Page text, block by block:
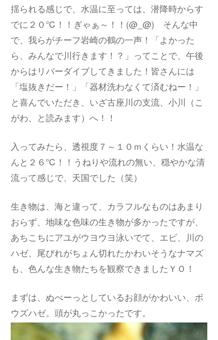
揺られる感じで、水温に至っては、潜降時からす
でに２０℃！！ぎゃぁ～！！(@_@) そんな中
で、我らがチーフ岩崎の鶴の一声！「よかった
ら、みんなで川行きます！？」ってことで、午後
からはリバーダイブしてきました！皆さんには
「塩抜きだー！」「器材洗わなくて済むねー！」
と喜んでいただき、いざ古座川の支流、小川（こ
がわ、と読みます）へ！！
入ってみたら、透視度７～１０ｍくらい！水温な
んと２６℃！！うねりや流れの無い、穏やかな清
流って感じで、天国でした（笑）
生き物は、海と違って、カラフルなものはあまり
おらず、地味な色味の生き物が多かったですが、
あちこちにアユがウヨウヨ泳いでて、エビ、川の
ハゼ、尾びれがちょん切れたかわいそうなナマズ
も、色んな生き物たちを観察できましたＹＯ！
まずは、ぬべーっとしているお顔がかわいい、ボ
ウズハゼ。頭が丸っこかったです。